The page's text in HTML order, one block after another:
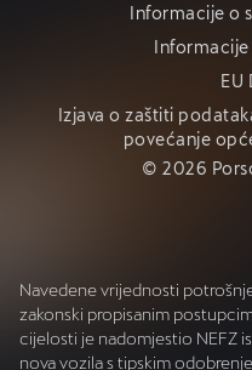
Informacije o
EU
Izjava o zaštiti
povećanje
© 2026
Navedene vrijednosti
zakonski propisanim
cijelosti je nadomjestio NEFZ
nova vozila s tipskim